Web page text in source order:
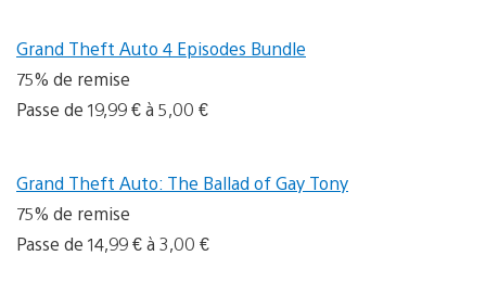
Grand Theft Auto 4 Episodes Bundle
75% de remise
Passe de 19,99 € à 5,00 €
Grand Theft Auto: The Ballad of Gay Tony
75% de remise
Passe de 14,99 € à 3,00 €